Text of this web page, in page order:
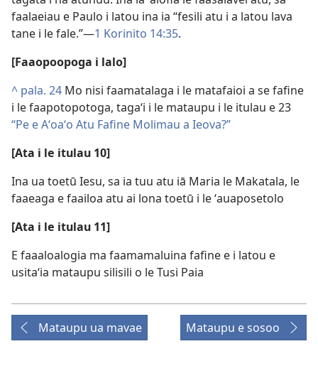
faalaeiau e Paulo i latou ina ia “fesili atu i a latou lava
tane i le fale.”—1 Korinito 14:35.
[Faaopoopoga i lalo]
^ pala. 24 Mo nisi faamatalaga i le matafaioi a se fafine
i le faapotopotoga, tagaʻi i le mataupu i le itulau e 23
“Pe e Aʻoaʻo Atu Fafine Molimau a Ieova?”
[Ata i le itulau 10]
Ina ua toetū Iesu, sa ia tuu atu iā Maria le Makatala, le
faaeaga e faailoa atu ai lona toetū i le ʻauaposetolo
[Ata i le itulau 11]
E faaaloalogia ma faamamaluina fafine e i latou e
usitaʻia mataupu silisili o le Tusi Paia
Mataupu ua mavae Mataupu e sosoo